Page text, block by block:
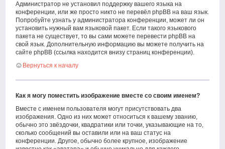
Администратор не установил поддержку вашего языка на
конференции, или же просто никто не перевёл phpBB на ваш язык.
Попробуйте узнать у администратора конференции, может ли он
установить нужный вам языковой пакет. Если такого языкового
пакета не существует, то вы сами можете перевести phpBB на
свой язык. Дополнительную информацию вы можете получить на
сайте phpBB (ссылка находится внизу страниц конференции).
Вернуться к началу
Как я могу поместить изображение вместе со своим именем?
Вместе с именем пользователя могут присутствовать два
изображения. Одно из них может относиться к вашему званию,
обычно это звёздочки, квадратики или точки, указывающие на то,
сколько сообщений вы оставили или на ваш статус на
конференции. Другое, обычно более крупное, изображение